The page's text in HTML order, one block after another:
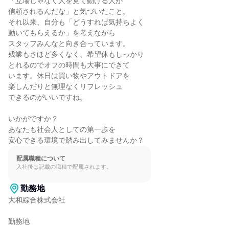
信頼されるんだな」と気づいたこと。
それ以来、自分も「どうすれば気持ちよく
動いてもらえるか」を考えながら
スタッフみんなと向き合っています。
残業もさほど多くなく、希望休もしっかり
とれるのでオフの時間も大事にできて
います。休日は買い物やアウトドアを
楽しんだりと無理なくリフレッシュ
できるのがいいですね。
いかがですか？
あなたも社会人としての第一歩を
安心できる環境で踏み出してみませんか？
配属職種について
入社後は記載の職種で配属されます。
勤務地
大和綜合株式会社
勤務地